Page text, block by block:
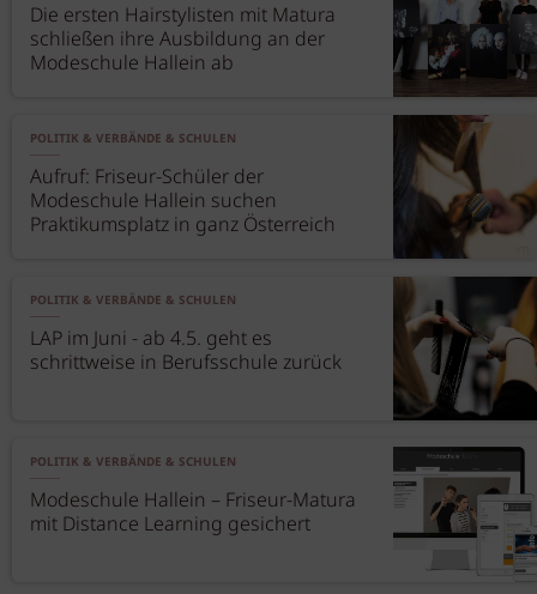
Die ersten Hairstylisten mit Matura
schließen ihre Ausbildung an der
Modeschule Hallein ab
POLITIK & VERBÄNDE & SCHULEN
Aufruf: Friseur-Schüler der
Modeschule Hallein suchen
Praktikumsplatz in ganz Österreich
POLITIK & VERBÄNDE & SCHULEN
LAP im Juni - ab 4.5. geht es
schrittweise in Berufsschule zurück
POLITIK & VERBÄNDE & SCHULEN
Modeschule Hallein – Friseur-Matura
mit Distance Learning gesichert